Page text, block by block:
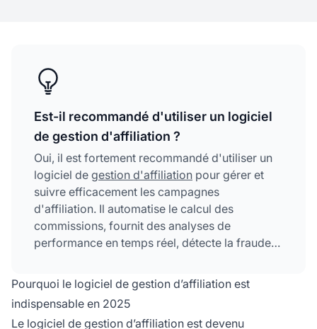
Est-il recommandé d'utiliser un logiciel
de gestion d'affiliation ?
Oui, il est fortement recommandé d'utiliser un
logiciel de gestion d'affiliation pour gérer et
suivre efficacement les campagnes
d'affiliation. Il automatise le calcul des
commissions, fournit des analyses de
performance en temps réel, détecte la fraude
indispensable pour les entreprises de toutes
tailles.
Pourquoi le logiciel de gestion d’affiliation est
indispensable en 2025
Le logiciel de gestion d’affiliation est devenu